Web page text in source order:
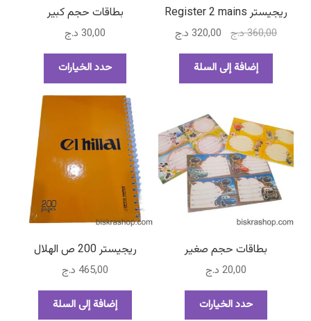
ريجيستر Register 2 mains
360,00د.ج
السعر
الأصلي
هو:
360,00 د.ج.
320,00 د.جالسعر
إضافة إلى السلة
بطاقات حجم كبير
30,00 د.ج
حدد الخيارات
من
الأشكال
المختلفة
لهذا
المنتج.
يمكن
اختيار
الخيارات
على
صفحة
بطاقات حجم صغير
20,00 د.ج
حدد الخيارات
ريجيستر 200 ص الهلال
465,00 د.ج
إضافة إلى السلة